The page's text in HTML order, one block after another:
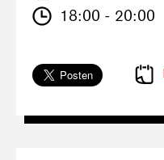
18:00 - 20:00